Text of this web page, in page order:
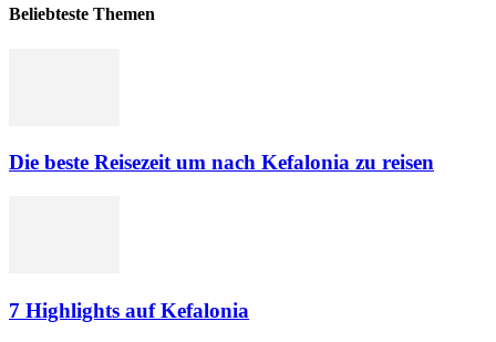
Beliebteste Themen
Die beste Reisezeit um nach Kefalonia zu reisen
7 Highlights auf Kefalonia